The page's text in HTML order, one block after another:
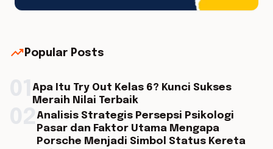
trending_up Popular Posts
Apa Itu Try Out Kelas 6? Kunci Sukses
Meraih Nilai Terbaik
Analisis Strategis Persepsi Psikologi
Pasar dan Faktor Utama Mengapa
Porsche Menjadi Simbol Status Kereta